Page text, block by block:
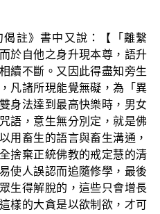
註》書中又說：【「離繫
於自他之身升現本尊，語升
續不斷。又因此得盡知旁生
凡諸所現能覺無礙，為「異
身法達到最高快樂時，男女
語，意生無分別定，就是佛
用畜生的語言與畜生溝通，
捨棄正統佛教的戒定慧的清
使人誤認而追隨修學，最後
生得解脫的，這些只會增長
樣的大貪是以欲制欲，才可